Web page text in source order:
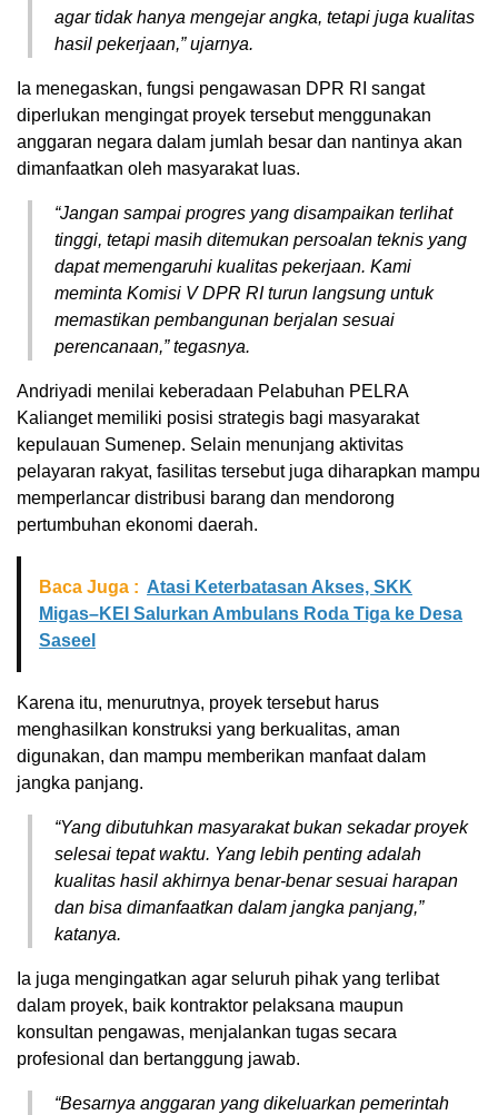
agar tidak hanya mengejar angka, tetapi juga kualitas
hasil pekerjaan,” ujarnya.
Ia menegaskan, fungsi pengawasan DPR RI sangat
diperlukan mengingat proyek tersebut menggunakan
anggaran negara dalam jumlah besar dan nantinya akan
dimanfaatkan oleh masyarakat luas.
“Jangan sampai progres yang disampaikan terlihat
tinggi, tetapi masih ditemukan persoalan teknis yang
dapat memengaruhi kualitas pekerjaan. Kami
meminta Komisi V DPR RI turun langsung untuk
memastikan pembangunan berjalan sesuai
perencanaan,” tegasnya.
Andriyadi menilai keberadaan Pelabuhan PELRA
Kalianget memiliki posisi strategis bagi masyarakat
kepulauan Sumenep. Selain menunjang aktivitas
pelayaran rakyat, fasilitas tersebut juga diharapkan mampu
memperlancar distribusi barang dan mendorong
pertumbuhan ekonomi daerah.
Baca Juga : Atasi Keterbatasan Akses, SKK
Migas–KEI Salurkan Ambulans Roda Tiga ke Desa
Saseel
Karena itu, menurutnya, proyek tersebut harus
menghasilkan konstruksi yang berkualitas, aman
digunakan, dan mampu memberikan manfaat dalam
jangka panjang.
“Yang dibutuhkan masyarakat bukan sekadar proyek
selesai tepat waktu. Yang lebih penting adalah
kualitas hasil akhirnya benar-benar sesuai harapan
dan bisa dimanfaatkan dalam jangka panjang,”
katanya.
Ia juga mengingatkan agar seluruh pihak yang terlibat
dalam proyek, baik kontraktor pelaksana maupun
konsultan pengawas, menjalankan tugas secara
profesional dan bertanggung jawab.
“Besarnya anggaran yang dikeluarkan pemerintah